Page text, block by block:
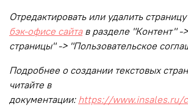
Отредактировать или удалить
бэк-офисе сайтав разделе "Контент"
страницы" -> "Пользовательское
Подробнее о создании текстовых
читайте в
документации: https://www.insales.ru/